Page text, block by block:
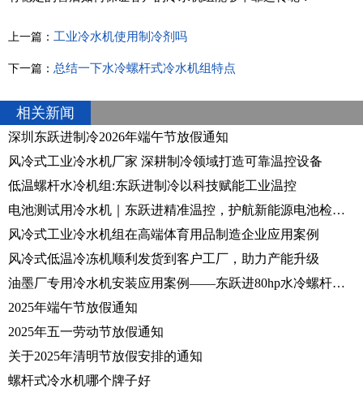
上一篇： 工业冷水机使用制冷剂吗
下一篇： 总结一下水冷螺杆式冷水机组特点
相关新闻
深圳东跃进制冷2026年端午节放假通知
风冷式工业冷水机厂家 深耕制冷领域打造可靠温控设备
低温螺杆水冷机组:东跃进制冷以科技赋能工业温控
电池测试用冷水机｜东跃进精准温控，护航新能源电池检测全流程
风冷式工业冷水机组在高端体育用品制造企业应用案例
风冷式低温冷冻机顺利发货到客户工厂，助力产能升级
油墨厂专用冷水机安装应用案例——东跃进80hp水冷螺杆冷水机落地投产
2025年端午节放假通知
2025年五一劳动节放假通知
关于2025年清明节放假安排的通知
螺杆式冷水机哪个牌子好